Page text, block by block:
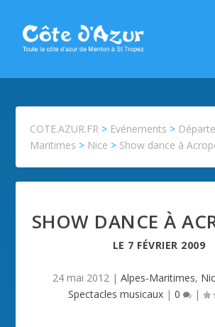
COTE.AZUR.FR > Evénements >
Maritimes > Nice > Show dance à
SHOW DANCE À
LE 7 FÉVRIER 2009
24 mai 2012 | Alpes-Maritimes,
Spectacles musicaux | 0 |